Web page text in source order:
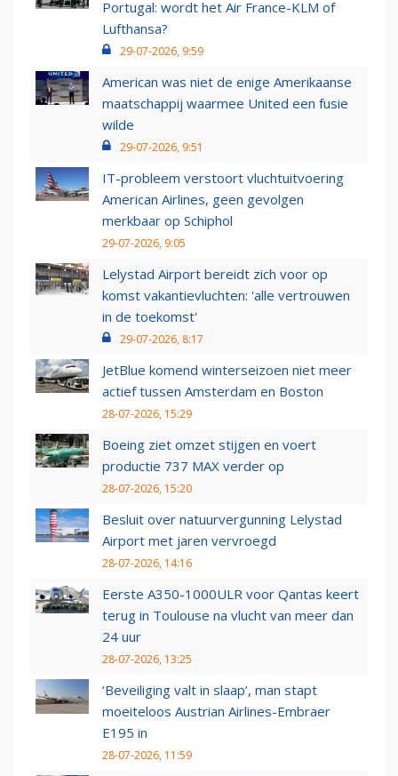
Portugal: wordt het Air France-KLM of
Lufthansa?
29-07-2026, 9:59
American was niet de enige Amerikaanse
maatschappij waarmee United een fusie
wilde
29-07-2026, 9:51
IT-probleem verstoort vluchtuitvoering
American Airlines, geen gevolgen
merkbaar op Schiphol
29-07-2026, 9:05
Lelystad Airport bereidt zich voor op
komst vakantievluchten: 'alle vertrouwen
in de toekomst'
29-07-2026, 8:17
JetBlue komend winterseizoen niet meer
actief tussen Amsterdam en Boston
28-07-2026, 15:29
Boeing ziet omzet stijgen en voert
productie 737 MAX verder op
28-07-2026, 15:20
Besluit over natuurvergunning Lelystad
Airport met jaren vervroegd
28-07-2026, 14:16
Eerste A350-1000ULR voor Qantas keert
terug in Toulouse na vlucht van meer dan
24 uur
28-07-2026, 13:25
‘Beveiliging valt in slaap’, man stapt
moeiteloos Austrian Airlines-Embraer
E195 in
28-07-2026, 11:59